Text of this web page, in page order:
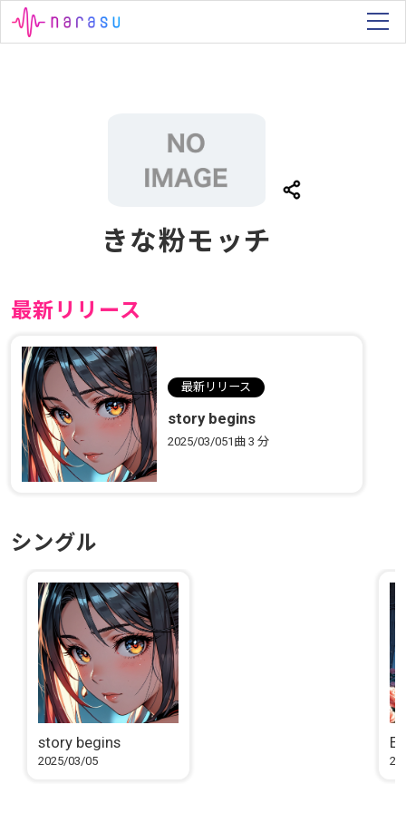
きな粉モッチ
最新リリース
最新リリース
story begins
2025/03/051曲3 分
シングル
story begins
2025/03/05